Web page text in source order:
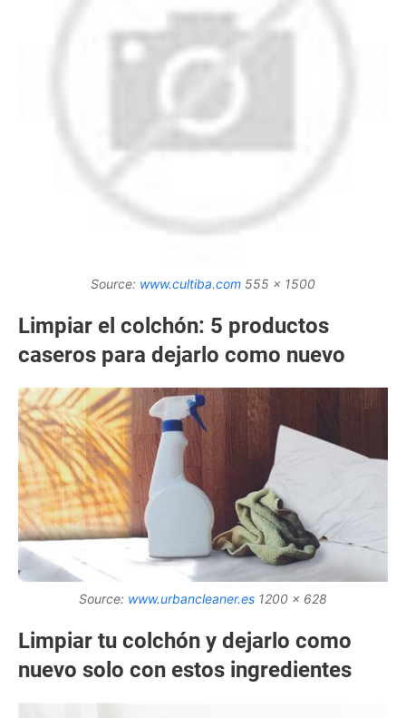
Source: www.cultiba.com 555 x 1500
Limpiar el colchón: 5 productos
caseros para dejarlo como nuevo
Source: www.urbancleaner.es 1200 x 628
Limpiar tu colchón y dejarlo como
nuevo solo con estos ingredientes